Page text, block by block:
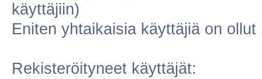
käyttäjiin)
Eniten yhtaikaisia käyttäjiä on ollut
Rekisteröityneet käyttäjät: